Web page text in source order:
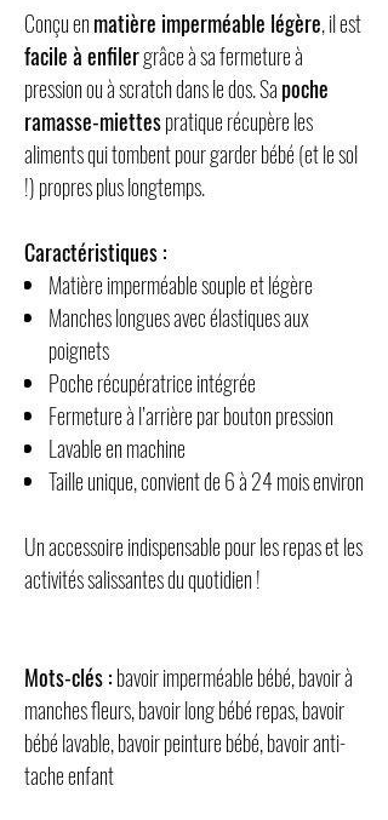
Conçu enmatière imperméable légère, il est
facile à enfilergrâce à sa fermeture à
pression ou à scratch dans le dos. Sapoche
ramasse-miettespratique récupère les
aliments qui tombent pour garder bébé (et le sol
!) propres plus longtemps.
Caractéristiques :
Matière imperméable souple et légère
Manches longues avec élastiques aux
poignets
Poche récupératrice intégrée
Fermeture à l’arrière par bouton pression
Lavable en machine
Taille unique, convient de 6 à 24 mois environ
Un accessoire indispensable pour les repas et les
activités salissantes du quotidien !
Mots-clés :bavoir imperméable bébé, bavoir à
manches fleurs, bavoir long bébé repas, bavoir
bébé lavable, bavoir peinture bébé, bavoir anti-
tache enfant